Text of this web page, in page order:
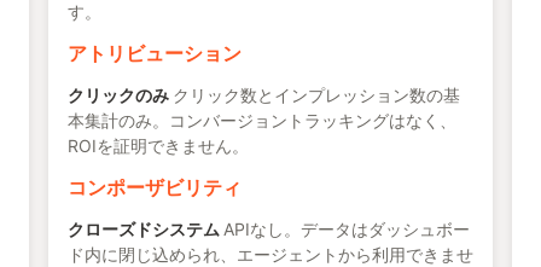
す。
アトリビューション
クリックのみ クリック数とインプレッション数の基
本集計のみ。コンバージョントラッキングはなく、
ROIを証明できません。
コンポーザビリティ
クローズドシステム APIなし。データはダッシュボー
ド内に閉じ込められ、エージェントから利用できませ